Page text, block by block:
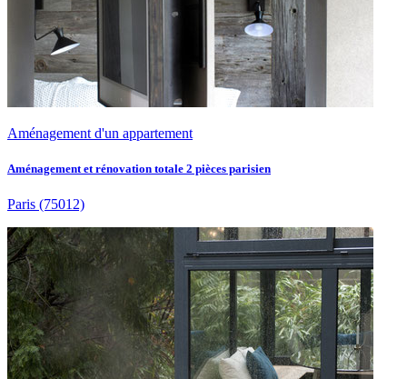
Aménagement d'un appartement
Aménagement et rénovation totale 2 pièces parisien
Paris (75012)